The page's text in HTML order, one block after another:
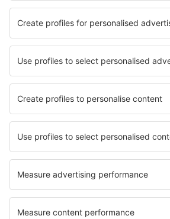
Cazare în Mazara del Vallo
Cele mai bune locuri de cazare - orașe
Cazare în Saint-Front-de-Pradoux
Cazare în Saint-Branchs Cazare în
Cazare în Canvey Island Cazare în
Cazare în Ochiltree Cazare în Santa
Cele mai bune locuri de cazare - regiuni
Cazare in Val di Fiemme Cazare in